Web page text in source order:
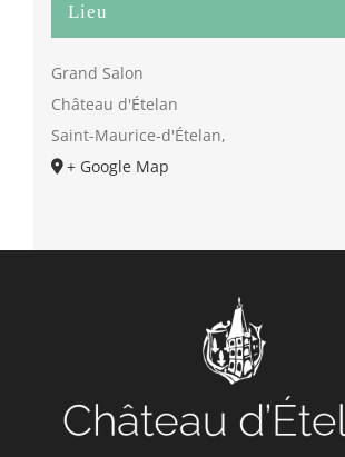
Lieu
Grand Salon
Château d'Ételan
Saint-Maurice-d'Ételan,
+ Google Map